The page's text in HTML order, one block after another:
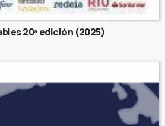
20ª edición (2025)